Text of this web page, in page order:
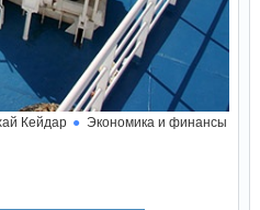
Кейдар Экономика и финансы